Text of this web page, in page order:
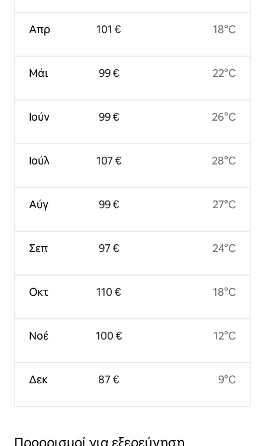
Απρ
Μάι
Ιούν
Ιούλ
Αύγ
Σεπ
Οκτ
Νοέ
Δεκ
101 €
99 €
99 €
107 €
99 €
97 €
110 €
100 €
87 €
18°C
22°C
26°C
28°C
27°C
24°C
18°C
12°C
9°C